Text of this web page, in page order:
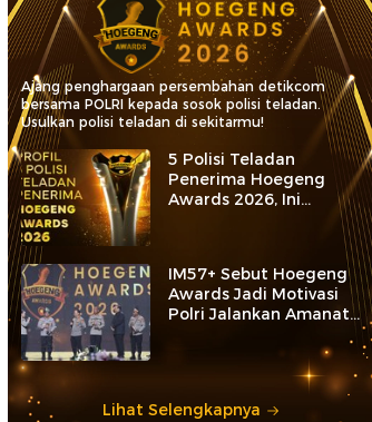
Ajang penghargaan persembahan detikcom
bersama POLRI kepada sosok polisi teladan.
Usulkan polisi teladan di sekitarmu!
5 Polisi Teladan
Penerima Hoegeng
Awards 2026, Ini
Kategori dan Kiprahnya
IM57+ Sebut Hoegeng
Awards Jadi Motivasi
Polri Jalankan Amanat
Lihat Selengkapnya